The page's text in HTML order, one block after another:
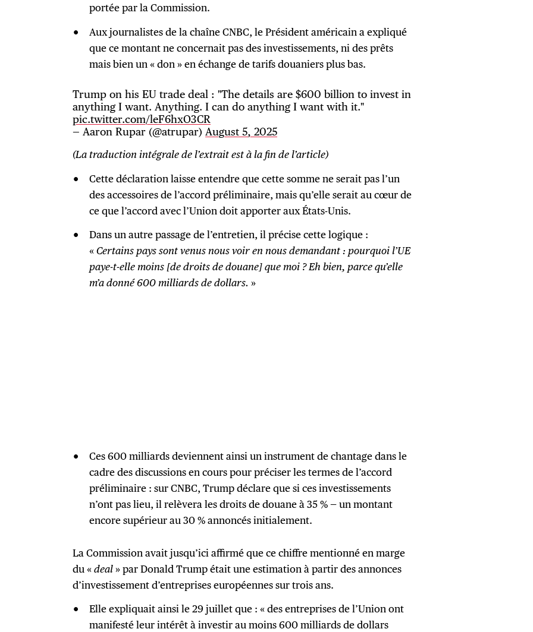
portée par la Commission.
Aux journalistes de la chaîne CNBC, le Président américain a expliqué
que ce montant ne concernait pas des investissements, ni des prêts
mais bien un « don » en échange de tarifs douaniers plus bas.
Trump on his EU trade deal : "The details are $600 billion to invest in
anything I want. Anything. I can do anything I want with it."
pic.twitter.com/leF6hxO3CR
— Aaron Rupar (@atrupar) August 5, 2025
(La traduction intégrale de l’extrait est à la fin de l’article)
Cette déclaration laisse entendre que cette somme ne serait pas l’un
des accessoires de l’accord préliminaire, mais qu’elle serait au cœur de
ce que l’accord avec l’Union doit apporter aux États-Unis.
Dans un autre passage de l’entretien, il précise cette logique :
«Certains pays sont venus nous voir en nous demandant : pourquoi l’UE
paye-t-elle moins [de droits de douane] que moi ? Eh bien, parce qu’elle
m’a donné 600 milliards de dollars. »
Ces 600 milliards deviennent ainsi un instrument de chantage dans le
cadre des discussions en cours pour préciser les termes de l’accord
préliminaire : sur CNBC, Trump déclare que si ces investissements
n’ont pas lieu, il relèvera les droits de douane à 35 % — un montant
encore supérieur au 30 % annoncés initialement.
La Commission avait jusqu’ici affirmé que ce chiffre mentionné en marge
du «deal» par Donald Trump était une estimation à partir des annonces
d’investissement d’entreprises européennes sur trois ans.
Elle expliquait ainsi le 29 juillet que : « des entreprises de l’Union ont
manifesté leur intérêt à investir au moins 600 milliards de dollars